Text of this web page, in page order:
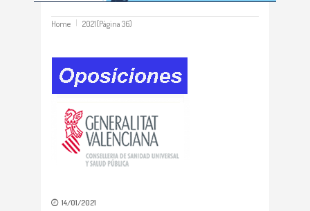
Home 2021(Página 36)
14/01/2021